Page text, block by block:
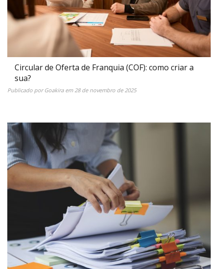
Circular de Oferta de Franquia (COF): como criar a
sua?
Publicado porGoakiraem 28 de novembro de 2025